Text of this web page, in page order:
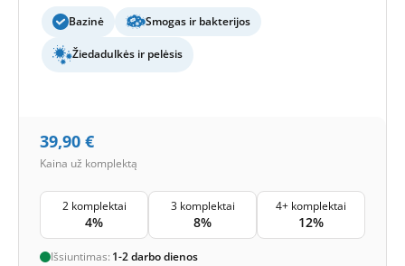
Bazinė
Smogas ir bakterijos
Žiedadulkės ir pelėsis
39,90 €
Kaina už komplektą
2 komplektai
4%
3 komplektai
8%
4+ komplektai
12%
Išsiuntimas: 1-2 darbo dienos